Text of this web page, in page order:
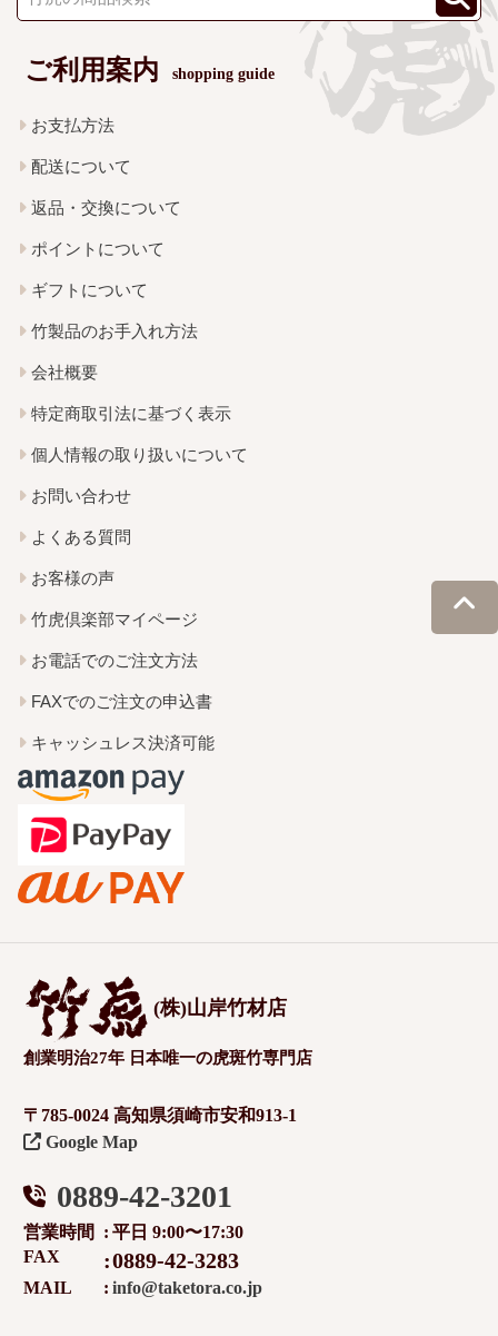
ご利用案内 shopping guide
お支払方法
配送について
返品・交換について
ポイントについて
ギフトについて
竹製品のお手入れ方法
会社概要
特定商取引法に基づく表示
個人情報の取り扱いについて
お問い合わせ
よくある質問
お客様の声
竹虎倶楽部マイページ
お電話でのご注文方法
FAXでのご注文の申込書
キャッシュレス決済可能
(株)山岸竹材店
創業明治27年 日本唯一の虎斑竹専門店
〒785-0024 高知県須崎市安和913-1
Google Map
0889-42-3201
営業時間
平日 9:00〜17:30
FAX
0889-42-3283
MAIL info@taketora.co.jp